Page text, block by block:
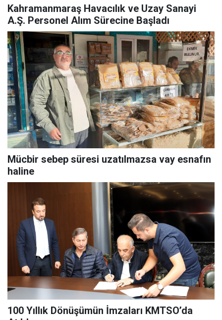
Kahramanmaraş Havacılık ve Uzay Sanayi
A.Ş. Personel Alım Sürecine Başladı
Mücbir sebep süresi uzatılmazsa vay esnafın
haline
100 Yıllık Dönüşümün İmzaları KMTSO’da